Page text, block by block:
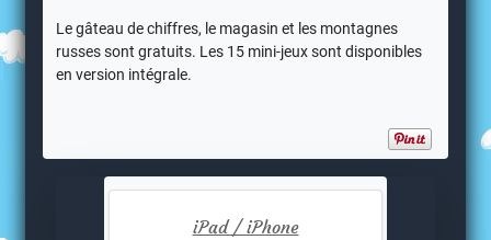
Le gâteau de chiffres, le magasin et les montagnes
russes sont gratuits. Les 15 mini-jeux sont disponibles
en version intégrale.
iPad / iPhone